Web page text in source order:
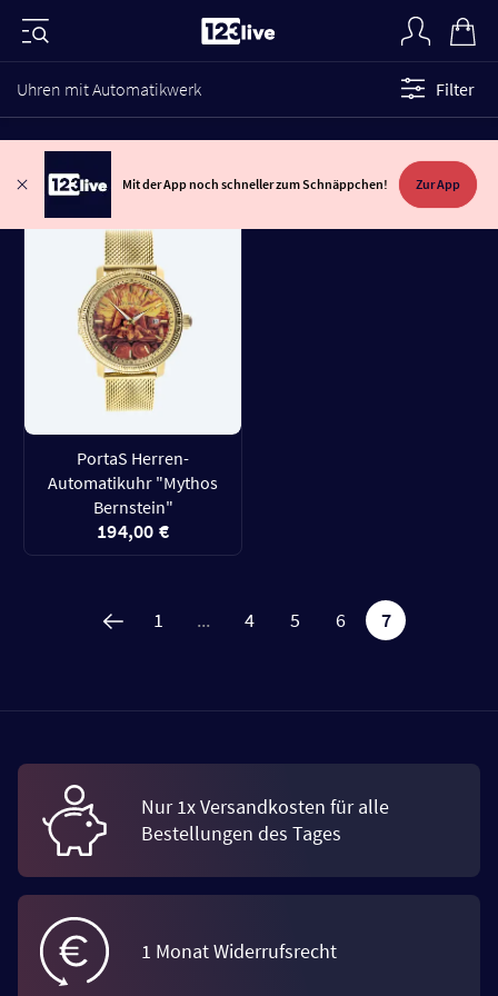
Uhren mit Automatikwerk Filter
Mit der App noch schneller zum Schnäppchen! Zur App
PortaS Herren-
Automatikuhr "Mythos
Bernstein"
194,00 €
1 ... 4 5 6 7
Nur 1x Versandkosten für alle
Bestellungen des Tages
1 Monat Widerrufsrecht